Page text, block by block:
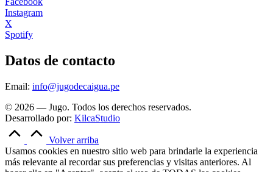
Instagram
X
Spotify
Datos de contacto
Email: info@jugodecaigua.pe
© 2026 — Jugo. Todos los derechos reservados.
Desarrollado por: KilcaStudio
Volver arriba
Usamos cookies en nuestro sitio web para brindarle la experiencia
más relevante al recordar sus preferencias y visitas anteriores. Al